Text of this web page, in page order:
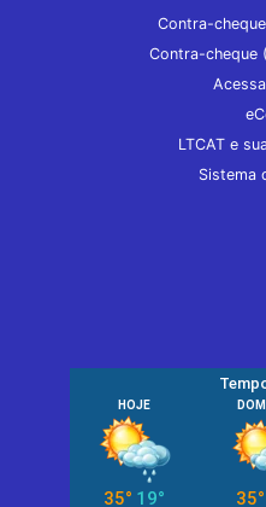
Contra-
Contra-cheque
LTCAT e
Sistema